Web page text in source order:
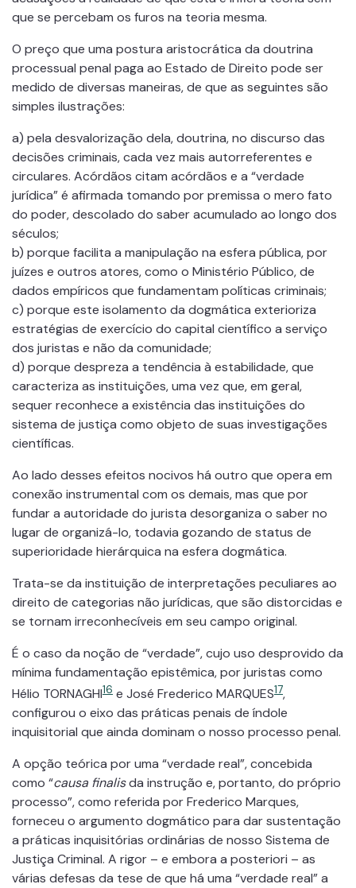
que se percebam os furos na teoria mesma.
O preço que uma postura aristocrática da doutrina
processual penal paga ao Estado de Direito pode ser
medido de diversas maneiras, de que as seguintes são
simples ilustrações:
a) pela desvalorização dela, doutrina, no discurso das
decisões criminais, cada vez mais autorreferentes e
circulares. Acórdãos citam acórdãos e a “verdade
jurídica” é afirmada tomando por premissa o mero fato
do poder, descolado do saber acumulado ao longo dos
séculos;
b) porque facilita a manipulação na esfera pública, por
juízes e outros atores, como o Ministério Público, de
dados empíricos que fundamentam políticas criminais;
c) porque este isolamento da dogmática exterioriza
estratégias de exercício do capital científico a serviço
dos juristas e não da comunidade;
d) porque despreza a tendência à estabilidade, que
caracteriza as instituições, uma vez que, em geral,
sequer reconhece a existência das instituições do
sistema de justiça como objeto de suas investigações
científicas.
Ao lado desses efeitos nocivos há outro que opera em
conexão instrumental com os demais, mas que por
fundar a autoridade do jurista desorganiza o saber no
lugar de organizá-lo, todavia gozando de status de
superioridade hierárquica na esfera dogmática.
Trata-se da instituição de interpretações peculiares ao
direito de categorias não jurídicas, que são distorcidas e
se tornam irreconhecíveis em seu campo original.
É o caso da noção de “verdade”, cujo uso desprovido da
mínima fundamentação epistêmica, por juristas como
Hélio TORNAGHI16 e José Frederico MARQUES17,
configurou o eixo das práticas penais de índole
inquisitorial que ainda dominam o nosso processo penal.
A opção teórica por uma “verdade real”, concebida
como “causa finalisda instrução e, portanto, do próprio
processo”, como referida por Frederico Marques,
forneceu o argumento dogmático para dar sustentação
a práticas inquisitórias ordinárias de nosso Sistema de
Justiça Criminal. A rigor – e embora a posteriori – as
várias defesas da tese de que há uma “verdade real” a